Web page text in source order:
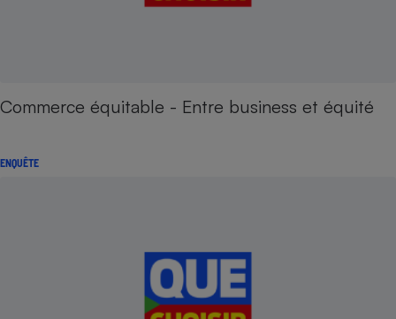
Commerce équitable - Entre business et équité
ENQUÊTE